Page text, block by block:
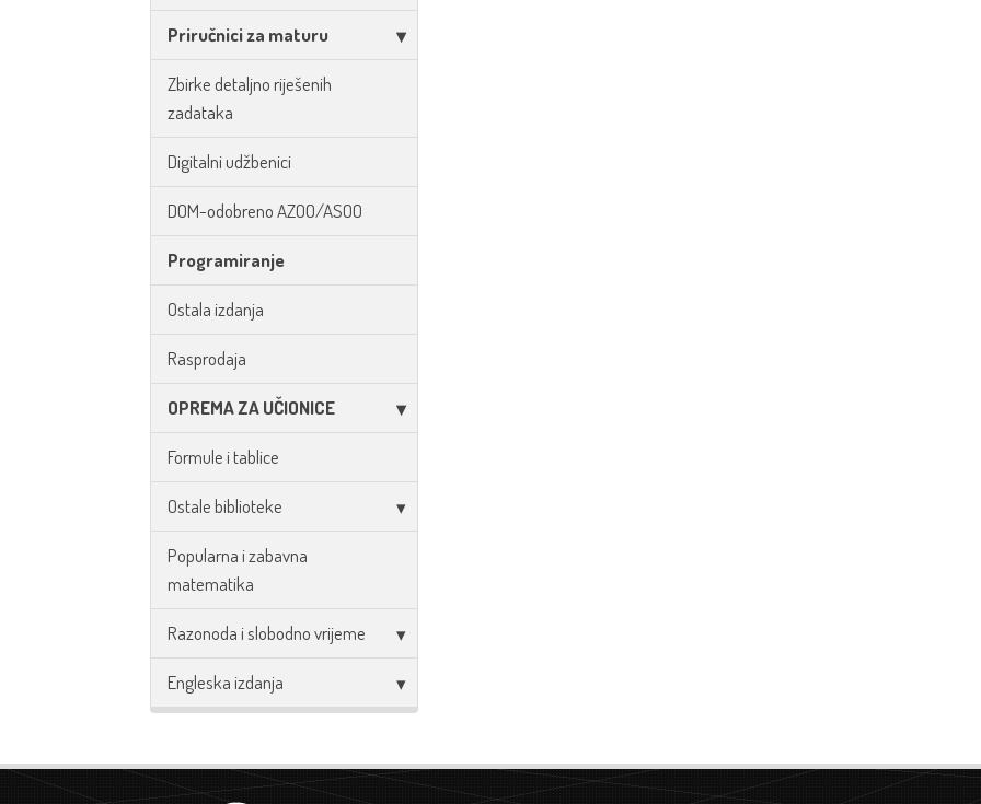
Priručnici za maturu
Zbirke detaljno riješenih
zadataka
Digitalni udžbenici
DOM-odobreno AZOO/ASOO
Programiranje
Ostala izdanja
Rasprodaja
OPREMA ZA UČIONICE
Formule i tablice
Ostale biblioteke
Popularna i zabavna
matematika
Razonoda i slobodno vrijeme
Engleska izdanja